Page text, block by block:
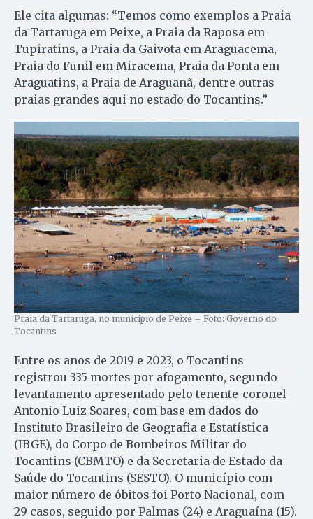
Ele cita algumas: “Temos como exemplos a Praia
da Tartaruga em Peixe, a Praia da Raposa em
Tupiratins, a Praia da Gaivota em Araguacema,
Praia do Funil em Miracema, Praia da Ponta em
Araguatins, a Praia de Araguanã, dentre outras
praias grandes aqui no estado do Tocantins.”
Praia da Tartaruga, no município de Peixe – Foto: Governo do
Tocantins
Entre os anos de 2019 e 2023, o Tocantins
registrou 335 mortes por afogamento, segundo
levantamento apresentado pelo tenente-coronel
Antonio Luiz Soares, com base em dados do
Instituto Brasileiro de Geografia e Estatística
(IBGE), do Corpo de Bombeiros Militar do
Tocantins (CBMTO) e da Secretaria de Estado da
Saúde do Tocantins (SESTO). O município com
maior número de óbitos foi Porto Nacional, com
29 casos, seguido por Palmas (24) e Araguaína (15).